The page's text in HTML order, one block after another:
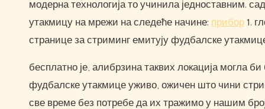
модерна технологија то учинила једноставним.
утакмицу на мрежи на следеће начине: прибор 1.
странице за стриминг емитују фудбалске
бесплатно је, алибрзина таквих локација могла
фудбалске утакмице уживо, ожичен што чини
све време без потребе да их тражимо у нашим